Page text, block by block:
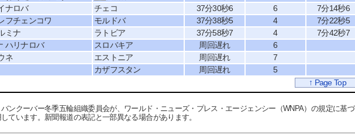
ナロバ チェコ 37分30秒6 6
7分14秒6
フチェンコワ モルドバ 37分38秒5 4
7分22秒5
ミナ ラトビア 37分58秒7 4
7分42秒7
ハリナロバ
スロバキア 周回遅れ
6
ネ
エストニア 周回遅れ
7
カザフスタン 周回遅れ
5
↑ Page Top
ンクーバー冬季五輪組織委員会が、ワールド・ニューズ・プレス・エージェンシー（WNPA）の規定に基づ
ています。新聞報道の表記と一部異なる場合があります。